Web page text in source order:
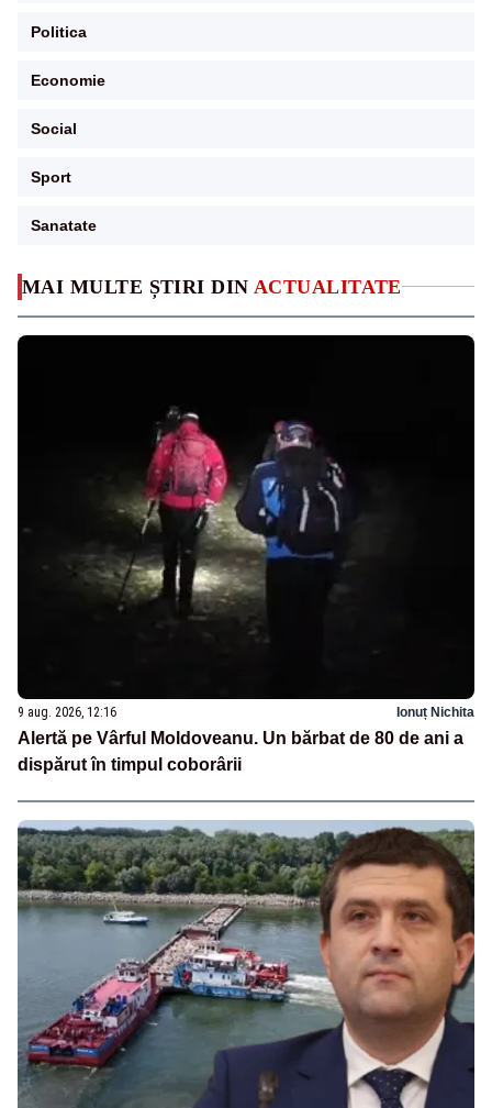
MAI MULTE ȘTIRI DIN ACTUALITATE
9 aug. 2026, 12:16 Ionuț Nichita
Alertă pe Vârful Moldoveanu. Un bărbat de 80 de ani a
dispărut în timpul coborârii
Politica
Economie
Social
Sport
Sanatate